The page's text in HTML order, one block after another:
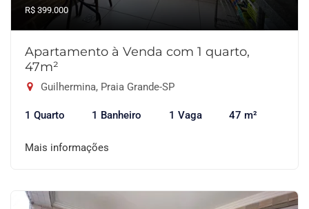
R$ 399.000
Apartamento à Venda com 1 quarto,
47m²
Guilhermina, Praia Grande-SP
1 Quarto 1 Banheiro 1 Vaga 47 m²
Mais informações